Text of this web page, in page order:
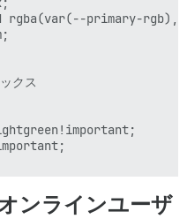
primary-rgb),
クス
ンラインユーザ